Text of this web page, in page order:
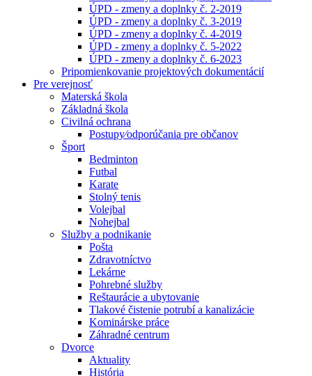
ÚPD - zmeny a doplnky č. 2-2019
ÚPD - zmeny a doplnky č. 3-2019
ÚPD - zmeny a doplnky č. 4-2019
ÚPD - zmeny a doplnky č. 5-2022
ÚPD - zmeny a doplnky č. 6-2023
Pripomienkovanie projektových dokumentácií
Pre verejnosť
Materská škola
Základná škola
Civilná ochrana
Postupy⁄odporúčania pre občanov
Šport
Bedminton
Futbal
Karate
Stolný tenis
Volejbal
Nohejbal
Služby a podnikanie
Pošta
Zdravotníctvo
Lekárne
Pohrebné služby
Reštaurácie a ubytovanie
Tlakové čistenie potrubí a kanalizácie
Kominárske práce
Záhradné centrum
Dvorce
Aktuality
História